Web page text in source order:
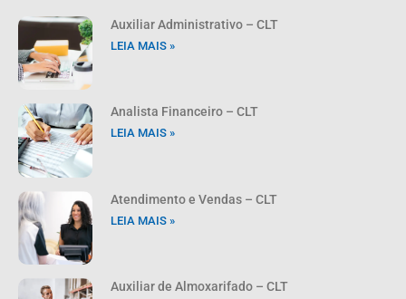
Auxiliar Administrativo – CLT
LEIA MAIS »
Analista Financeiro – CLT
LEIA MAIS »
Atendimento e Vendas – CLT
LEIA MAIS »
Auxiliar de Almoxarifado – CLT